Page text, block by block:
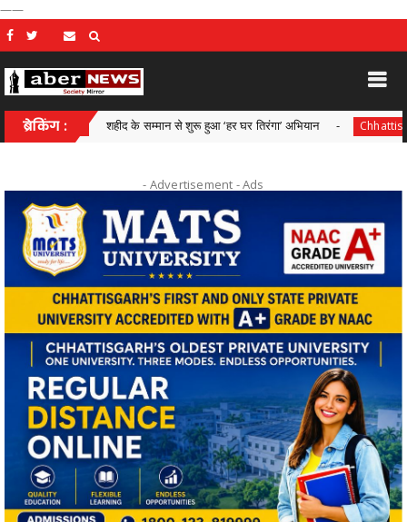
——
ब्रेकिंग :शहीद के सम्मान से शुरू हुआ ‘हर घर तिरंगा’ अभियान Chhattisgarh
- Advertisement -Ads